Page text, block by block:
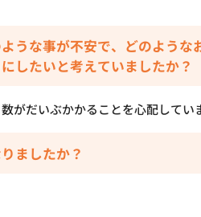
うな事が不安で、どのような
したいと考えていましたか？
がだいぶかかることを心配してい
ましたか？